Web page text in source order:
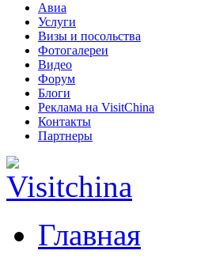
Авиа
Услуги
Визы и посольства
Фотогалереи
Видео
Форум
Блоги
Реклама на VisitChina
Контакты
Партнеры
Главная